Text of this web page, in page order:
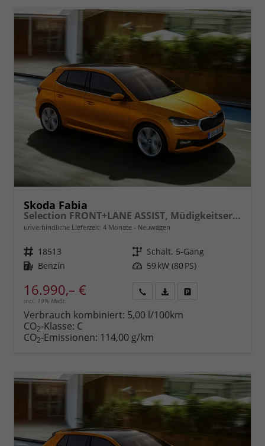
Skoda Fabia
Selection FRONT+LANE ASSIST, Müdigkeitserkennung, Klima, Lichtsensor, Tempomat m. Speedlimiter, Berganfahrassistent, Bluetooth, eCall, Care Connect, uvm.
unverbindliche Lieferzeit: 4 Monate Neuwagen
Fahrzeugnr. 18513 Getriebe Schalt. 5-Gang
Kraftstoff Benzin Leistung 59 kW (80 PS)
16.990,– €
incl. 19% MwSt.
anfordern
Datei,
Verbrauch kombiniert: 5,00 l/100km
CO2-Klasse: C
CO2-Emissionen: 114,00 g/km